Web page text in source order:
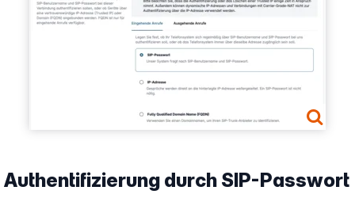
Authentifizierung durch SIP-Passwort